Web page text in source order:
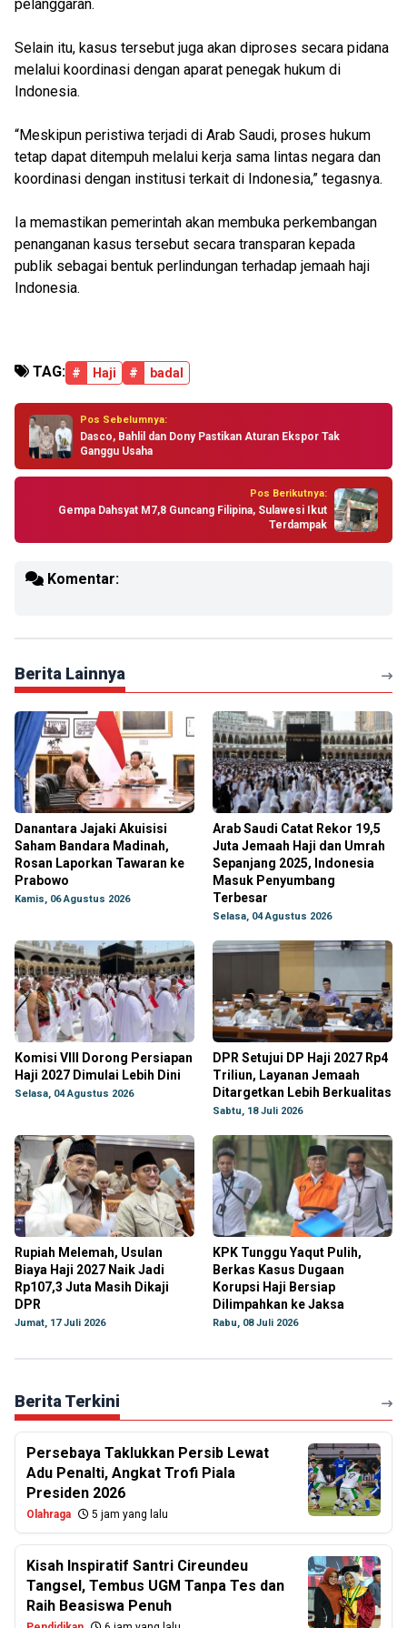
pelanggaran.
Selain itu, kasus tersebut juga akan diproses secara pidana
melalui koordinasi dengan aparat penegak hukum di
Indonesia.
“Meskipun peristiwa terjadi di Arab Saudi, proses hukum
tetap dapat ditempuh melalui kerja sama lintas negara dan
koordinasi dengan institusi terkait di Indonesia,” tegasnya.
Ia memastikan pemerintah akan membuka perkembangan
penanganan kasus tersebut secara transparan kepada
publik sebagai bentuk perlindungan terhadap jemaah haji
Indonesia.
TAG: # Haji # badal
Pos Sebelumnya:
Dasco, Bahlil dan Dony Pastikan Aturan Ekspor Tak
Ganggu Usaha
Pos Berikutnya:
Gempa Dahsyat M7,8 Guncang Filipina, Sulawesi Ikut
Terdampak
Komentar:
Berita Lainnya
Danantara Jajaki Akuisisi
Saham Bandara Madinah,
Rosan Laporkan Tawaran ke
Prabowo
Kamis, 06 Agustus 2026
Arab Saudi Catat Rekor 19,5
Juta Jemaah Haji dan Umrah
Sepanjang 2025, Indonesia
Masuk Penyumbang
Terbesar
Selasa, 04 Agustus 2026
Komisi VIII Dorong Persiapan
Haji 2027 Dimulai Lebih Dini
Selasa, 04 Agustus 2026
DPR Setujui DP Haji 2027 Rp4
Triliun, Layanan Jemaah
Ditargetkan Lebih Berkualitas
Sabtu, 18 Juli 2026
Rupiah Melemah, Usulan
Biaya Haji 2027 Naik Jadi
Rp107,3 Juta Masih Dikaji
DPR
Jumat, 17 Juli 2026
KPK Tunggu Yaqut Pulih,
Berkas Kasus Dugaan
Korupsi Haji Bersiap
Dilimpahkan ke Jaksa
Rabu, 08 Juli 2026
Berita Terkini
Persebaya Taklukkan Persib Lewat
Adu Penalti, Angkat Trofi Piala
Presiden 2026
Olahraga 5 jam yang lalu
Kisah Inspiratif Santri Cireundeu
Tangsel, Tembus UGM Tanpa Tes dan
Raih Beasiswa Penuh